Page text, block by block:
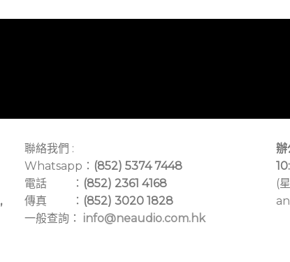
聯絡我們 :
Whatsapp： (852) 5374 7448
電話 ： (852) 2361 4168
傳真 ： (852) 3020 1828
一般查詢： info@neaudio.com.hk
(